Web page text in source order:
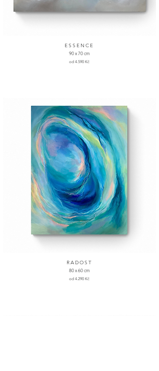
ESSENCE
90 x 70 cm
od 4.590 Kč
RADOST
80 x 60 cm
od 4.290 Kč